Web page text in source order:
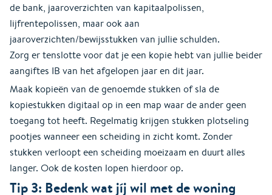
de bank, jaaroverzichten van kapitaalpolissen,
lijfrentepolissen, maar ook aan
jaaroverzichten/bewijsstukken van jullie schulden.
Zorg er tenslotte voor dat je een kopie hebt van jullie beider
aangiftes IB van het afgelopen jaar en dit jaar.
Maak kopieën van de genoemde stukken of sla de
kopiestukken digitaal op in een map waar de ander geen
toegang tot heeft. Regelmatig krijgen stukken plotseling
pootjes wanneer een scheiding in zicht komt. Zonder
stukken verloopt een scheiding moeizaam en duurt alles
langer. Ook de kosten lopen hierdoor op.
Tip 3: Bedenk wat jíj wil met de woning